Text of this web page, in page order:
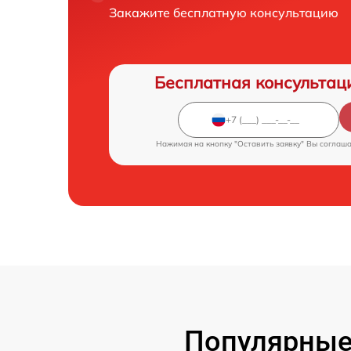
Закажите бесплатную консультацию
Бесплатная
Нажимая на кнопку "Оставить заявку" Вы